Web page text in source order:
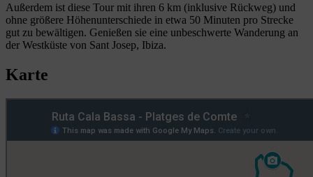
Außerdem ist diese Tour mit ihren 6 km (inklusive Rückweg) und
ohne größere Höhenunterschiede in etwa 50 Minuten pro Strecke
gut zu bewältigen. Genießen sie eine unbeschwerte Wanderung an
der Westküste von Sant Josep, Ibiza.
Karte